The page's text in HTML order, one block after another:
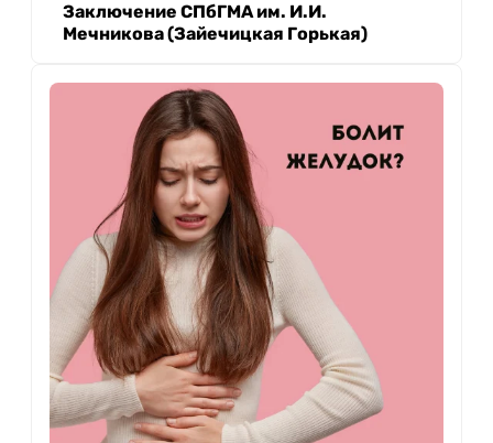
Заключение СПбГМА им. И.И.
Мечникова (Зайечицкая Горькая)